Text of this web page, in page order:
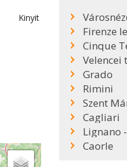
Kinyit
Firenze
Cinque Terre
Velencei
Grado
Rimini
Szent
Cagliari
Lignano -
Caorle